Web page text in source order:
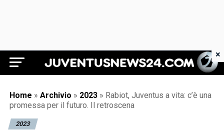
Juventus News 24
Home » Archivio » 2023 » Rabiot, Juventus a vita: c’è una
promessa per il futuro. Il retroscena
2023
×